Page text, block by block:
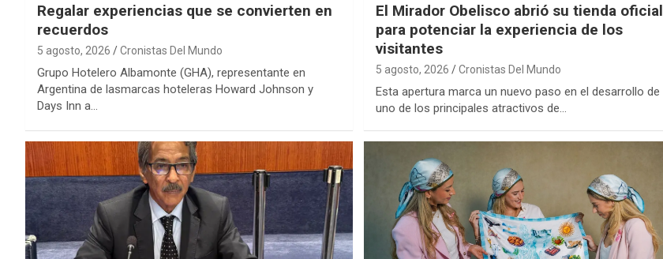
Regalar experiencias que se convierten en
recuerdos
5 agosto, 2026 Cronistas Del Mundo
Grupo Hotelero Albamonte (GHA), representante en
Argentina de lasmarcas hoteleras Howard Johnson y
Days Inn a…
El Mirador Obelisco abrió su tienda oficial
para potenciar la experiencia de los
visitantes
5 agosto, 2026 Cronistas Del Mundo
Esta apertura marca un nuevo paso en el desarrollo de
uno de los principales atractivos de…